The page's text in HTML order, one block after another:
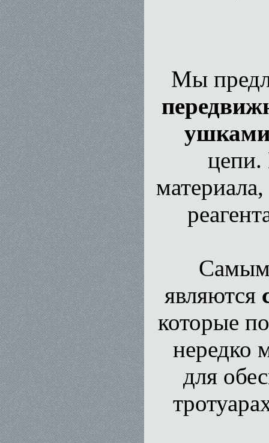
Мы
цепи.
Самым
являются
которые
нередко
для